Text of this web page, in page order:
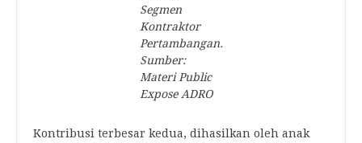
Segmen
Kontraktor
Pertambangan.
Sumber:
Materi Public
Expose ADRO
Kontribusi terbesar kedua, dihasilkan oleh anak